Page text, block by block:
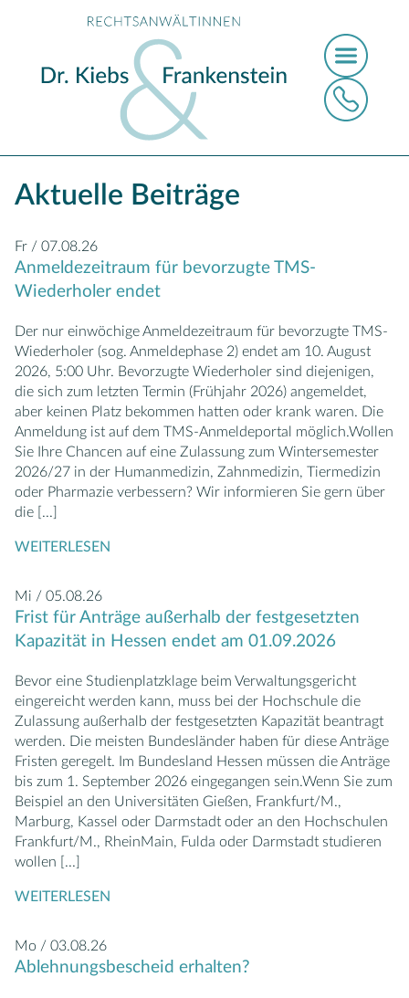
Aktuelle Beiträge
Fr / 07.08.26
Anmeldezeitraum für bevorzugte TMS-
Wiederholer endet
Der nur einwöchige Anmeldezeitraum für bevorzugte TMS-
Wiederholer (sog. Anmeldephase 2) endet am 10. August
2026, 5:00 Uhr. Bevorzugte Wiederholer sind diejenigen,
die sich zum letzten Termin (Frühjahr 2026) angemeldet,
aber keinen Platz bekommen hatten oder krank waren. Die
Anmeldung ist auf dem TMS-Anmeldeportal möglich.Wollen
Sie Ihre Chancen auf eine Zulassung zum Wintersemester
2026/27 in der Humanmedizin, Zahnmedizin, Tiermedizin
oder Pharmazie verbessern? Wir informieren Sie gern über
die [...]
WEITERLESEN
Mi / 05.08.26
Frist für Anträge außerhalb der festgesetzten
Kapazität in Hessen endet am 01.09.2026
Bevor eine Studienplatzklage beim Verwaltungsgericht
eingereicht werden kann, muss bei der Hochschule die
Zulassung außerhalb der festgesetzten Kapazität beantragt
werden. Die meisten Bundesländer haben für diese Anträge
Fristen geregelt. Im Bundesland Hessen müssen die Anträge
bis zum 1. September 2026 eingegangen sein.Wenn Sie zum
Beispiel an den Universitäten Gießen, Frankfurt/M.,
Marburg, Kassel oder Darmstadt oder an den Hochschulen
Frankfurt/M., RheinMain, Fulda oder Darmstadt studieren
wollen [...]
WEITERLESEN
Mo / 03.08.26
Ablehnungsbescheid erhalten?